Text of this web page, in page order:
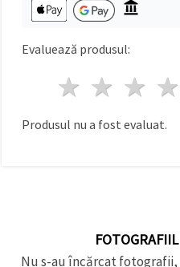
Evaluează produsul:
3
2
1 stea
Produsul nu a fost evaluat.
Nu s-au încărcat